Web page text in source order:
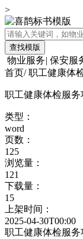
>
查找模版
物业服务| 保安服
首页/ 职工健康体
职工健康体检服
类型：
word
页数：
125
浏览量：
121
下载量：
15
上架时间：
2025-04-30T00:00
职工健康体检服